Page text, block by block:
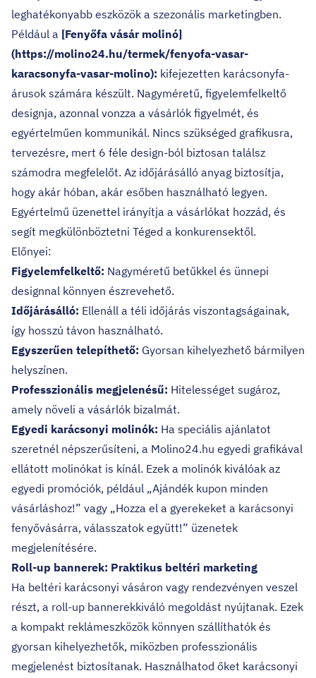
leghatékonyabb eszközök a szezonális marketingben.
Például a [Fenyőfa vásár molinó]
(https://molino24.hu/termek/fenyofa-vasar-
karacsonyfa-vasar-molino): kifejezetten karácsonyfa-
árusok számára készült. Nagyméretű, figyelemfelkeltő
designja, azonnal vonzza a vásárlók figyelmét, és
egyértelműen kommunikál. Nincs szükséged grafikusra,
tervezésre, mert 6 féle design-ból biztosan találsz
számodra megfelelőt. Az időjárásálló anyag biztosítja,
hogy akár hóban, akár esőben használható legyen.
Egyértelmű üzenettel irányítja a vásárlókat hozzád, és
segít megkülönböztetni Téged a konkurensektől.
Előnyei:
Figyelemfelkeltő: Nagyméretű betűkkel és ünnepi
designnal könnyen észrevehető.
Időjárásálló: Ellenáll a téli időjárás viszontagságainak,
így hosszú távon használható.
Egyszerűen telepíthető: Gyorsan kihelyezhető bármilyen
helyszínen.
Professzionális megjelenésű: Hitelességet sugároz,
amely növeli a vásárlók bizalmát.
Egyedi karácsonyi molinók: Ha speciális ajánlatot
szeretnél népszerűsíteni, a Molino24.hu egyedi grafikával
ellátott molinókat is kínál. Ezek a molinók kiválóak az
egyedi promóciók, például „Ajándék kupon minden
vásárláshoz!” vagy „Hozza el a gyerekeket a karácsonyi
fenyővásárra, válasszatok együtt!” üzenetek
megjelenítésére.
Roll-up bannerek: Praktikus beltéri marketing
Ha beltéri karácsonyi vásáron vagy rendezvényen veszel
részt, a roll-up bannerekkiváló megoldást nyújtanak. Ezek
a kompakt reklámeszközök könnyen szállíthatók és
gyorsan kihelyezhetők, miközben professzionális
megjelenést biztosítanak. Használhatod őket karácsonyi